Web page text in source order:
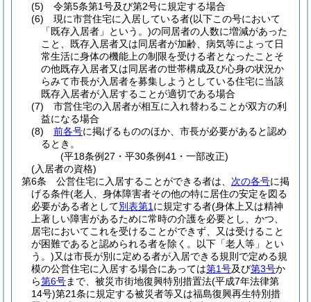
(5)
令第5条第1号及び第2号に規定する場合
(6)
現に市営住宅に入居している者(以下この号において
「既存入居者」という。)の同居者の人数に増減があった
こと、既存入居者又は同居者が加齢、病気等によって日
常生活に身体の機能上の制限を受ける者となったことそ
の他既存入居者又は同居者の世帯構成及び心身の状況か
らみて市長が入居者を募集しようとしている住宅に当該
既存入居者が入居することが適切である場合
(7)
市営住宅の入居者が相互に入れ替わることが双方の利
益になる場合
(8)
前各号に掲げるもののほか、市長が必要があると認め
るとき。
(平18条例27・平30条例41・一部改正)
(入居者の資格)
第6条
公営住宅に入居することができる者は、 次の各号に掲
げる条件(老人、身体障害者その他の特に居住の安定を図る
必要がある者として別表第1 に規定する者(身体上又は精神
上著しい障害があるために常時の介護を必要とし、かつ、
居宅においてこれを受けることができず、又は受けること
が困難であると認められる者を除く。以下「老人等」とい
う。)又は市長が別に定める者が入居できる規則で定める規
模の公営住宅に入居する場合にあっては第1号及び第3号か
ら第6号まで、被災市街地復興特別措置法(平成7年法律第
14号)第21条に規定する被災者等又は福島復興再生特別措